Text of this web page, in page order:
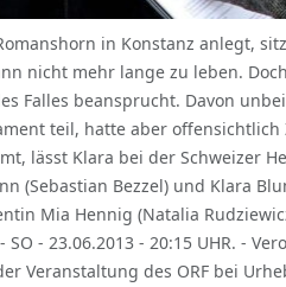
in Konstanz anlegt,
nicht mehr lange zu leben.
Falles beansprucht. Davon
teil, hatte aber offensichtlich
lässt Klara bei der Schweizer
(Sebastian Bezzel) und Klara
Mia Hennig (Natalia
- 23.06.2013 - 20:15 UHR. -
des ORF bei